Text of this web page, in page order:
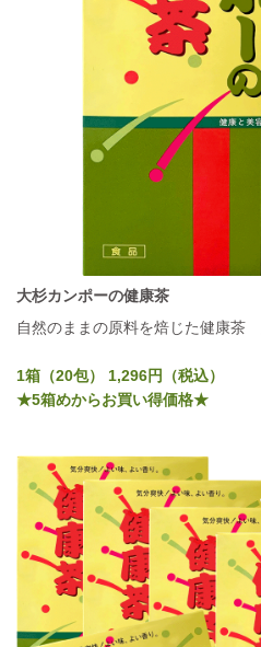
大杉カンポーの健康茶
自然のままの原料を焙じた健康茶
1箱（20包） 1,296円（税込）
★5箱めからお買い得価格★